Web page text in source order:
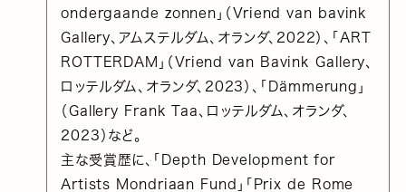
ondergaande zonnen」（Vriend van bavink
Gallery、アムステルダム、オランダ、2022）、「ART
ROTTERDAM」（Vriend van Bavink Gallery、
ロッテルダム、オランダ、2023）、「Dämmerung」
（Gallery Frank Taa、ロッテルダム、オランダ、
2023）など。
主な受賞歴に、「Depth Development for
Artists Mondriaan Fund」「Prix de Rome